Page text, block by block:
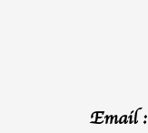
Email :